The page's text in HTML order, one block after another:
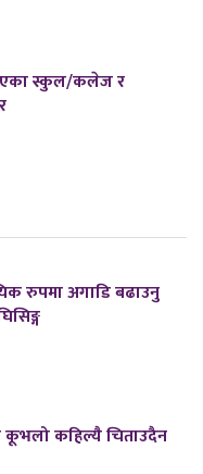
स्कुल/कलेज र
रुपमा अगाडि बढाउनु
कहिल्यै चिताउदैन